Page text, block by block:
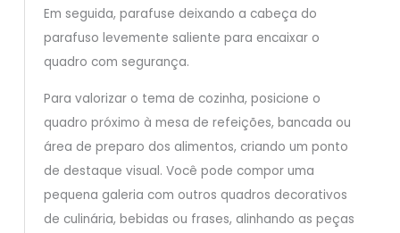
Em seguida, parafuse deixando a cabeça do
parafuso levemente saliente para encaixar o
quadro com segurança.
Para valorizar o tema de cozinha, posicione o
quadro próximo à mesa de refeições, bancada ou
área de preparo dos alimentos, criando um ponto
de destaque visual. Você pode compor uma
pequena galeria com outros quadros decorativos
de culinária, bebidas ou frases, alinhando as peças